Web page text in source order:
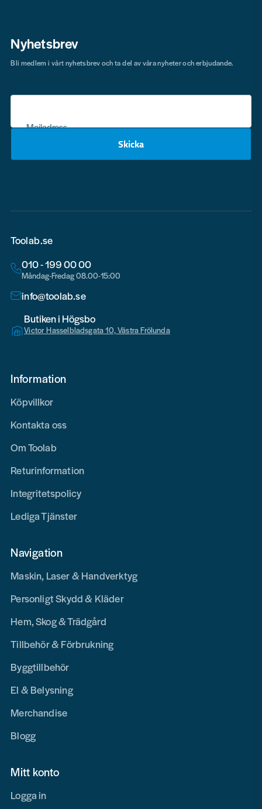
Nyhetsbrev
Mejladress
Skicka
Bli medlem i vårt nyhetsbrev och ta del av våra nyheter och erbjudande.
Toolab.se
010 - 199 00 00
Måndag-Fredag 08.00-15:00
info@toolab.se
Butiken i Högsbo
Victor Hasselbladsgata 10, Västra Frölunda
Information
Köpvillkor
Kontakta oss
Om Toolab
Returinformation
Integritetspolicy
Lediga Tjänster
Navigation
Maskin, Laser & Handverktyg
Personligt Skydd & Kläder
Hem, Skog & Trädgård
Tillbehör & Förbrukning
Byggtillbehör
El & Belysning
Merchandise
Blogg
Mitt konto
Logga in